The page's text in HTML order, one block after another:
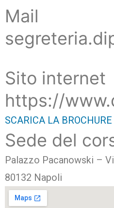
Mail
Sito internet
https://
SCARICA LA BROCHURE
Sede del
Palazzo Pacanowski –
80132 Napoli